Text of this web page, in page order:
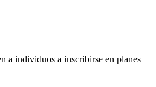
a individuos a inscribirse en planes